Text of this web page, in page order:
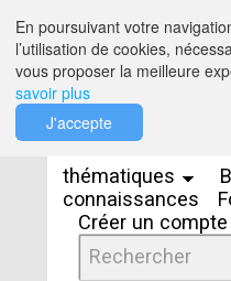
thématiques
connaissances
Créer un compte
En poursuivant votre
l’utilisation de cookies,
vous proposer la meilleure
savoir plus
J'accepte